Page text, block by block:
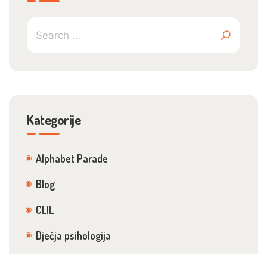
Kategorije
Alphabet Parade
Blog
CLIL
Dječja psihologija